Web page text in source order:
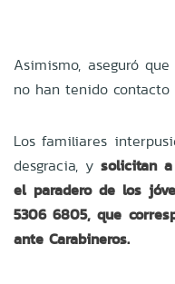
Asimismo, aseguró
no han tenido contacto
Los familiares
desgracia, y solicitan
el paradero de los
5306 6805, que
ante Carabineros.